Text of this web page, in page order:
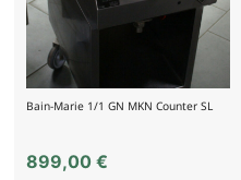
Bain-Marie 1/1 GN MKN Counter SL
899,00 €